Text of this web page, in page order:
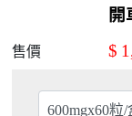
開
售價 $